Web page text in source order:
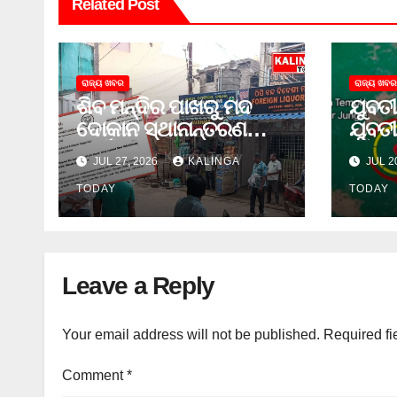
Related Post
ରାଜ୍ୟ ଖବର
ଶିବ ମନ୍ଦିର ପାଖରୁ ମଦ
ଦୋକାନ ସ୍ଥାନାନ୍ତରଣ
ପାଇଁ ଜିଲ୍ଲା ପ୍ରଶାସନକୁ
ଦାବି କଲେ ଅନିଲ
JUL 27, 2026 KALINGA
TODAY
ରାଜ୍ୟ ଖବର
ଓ
ଜେଲ
JUL
TODAY
Leave a Reply
Your email address will not be published. Required
Comment*